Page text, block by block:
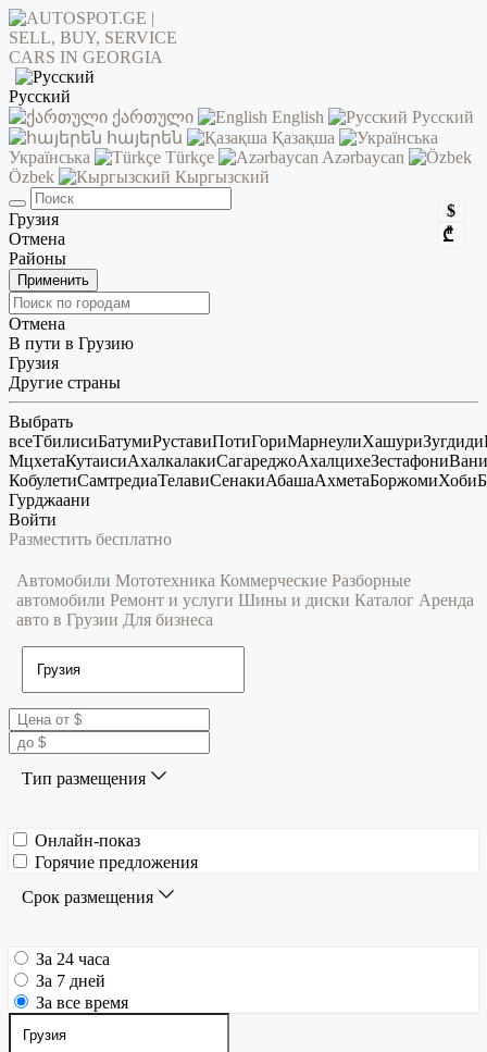
Русский
ქართული
English
Русский
հայերեն
Қазақша
Українська
Türkçe
Azərbaycan
Özbek
Кыргызский
$
₾
Грузия
Отмена
Районы
Применить
Отмена
В пути в Грузию
Грузия
Другие страны
Выбрать
всеТбилисиБатумиРуставиПотиГориМарнеулиХашуриЗугдиди
МцхетаКутаисиАхалкалакиСагареджоАхалцихеЗестафониВани
КобулетиСамтредиаТелавиСенакиАбашаАхметаБоржомиХоби
Гурджаани
Войти
Разместить бесплатно
Автомобили Мототехника Коммерческие Разборные
автомобили Ремонт и услуги Шины и диски Каталог Аренда
авто в Грузии Для бизнеса
Тип размещения
Онлайн-показ
Горячие предложения
Срок размещения
За 24 часа
За 7 дней
За все время